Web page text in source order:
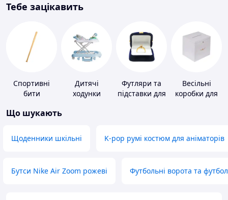
Тебе зацікавить
Спортивні
бити
Дитячі
ходунки
Футляри та
підставки для
Весільні
коробки для
Що шукають
Щоденники шкільні K-pop румі костюм для аніматорів
Бутси Nike Air Zoom рожеві Футбольні ворота та